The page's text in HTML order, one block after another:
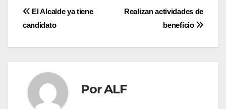
Navegación
Realizan actividades de
beneficio
El Alcalde ya tiene
candidato
PorALF